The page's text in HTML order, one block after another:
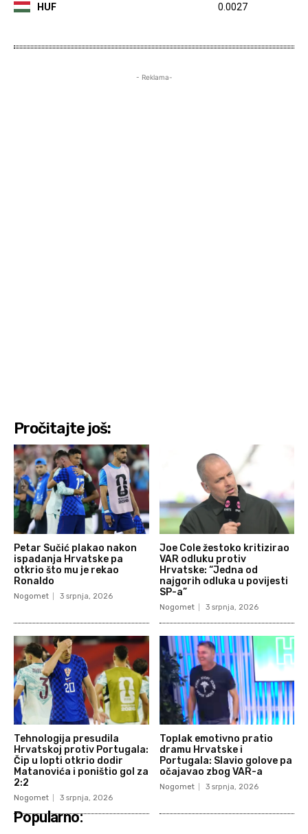
HUF 0.0027
- Reklama-
Pročitajte još:
Petar Sučić plakao nakon
ispadanja Hrvatske pa
otkrio što mu je rekao
Ronaldo
Nogomet 3 srpnja, 2026
Joe Cole žestoko kritizirao
VAR odluku protiv
Hrvatske: “Jedna od
najgorih odluka u povijesti
SP-a”
Nogomet 3 srpnja, 2026
Tehnologija presudila
Hrvatskoj protiv Portugala:
Čip u lopti otkrio dodir
Matanovića i poništio gol za
2:2
Nogomet 3 srpnja, 2026
Toplak emotivno pratio
dramu Hrvatske i
Portugala: Slavio golove pa
očajavao zbog VAR-a
Nogomet 3 srpnja, 2026
Popularno: